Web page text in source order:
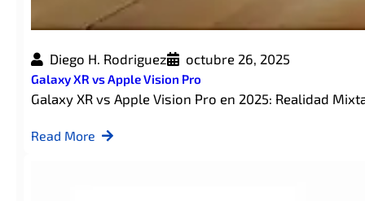
Diego H. Rodriguez octubre 26, 2025
Galaxy XR vs Apple Vision Pro
Galaxy XR vs Apple Vision Pro en 2025: Realidad
Read More